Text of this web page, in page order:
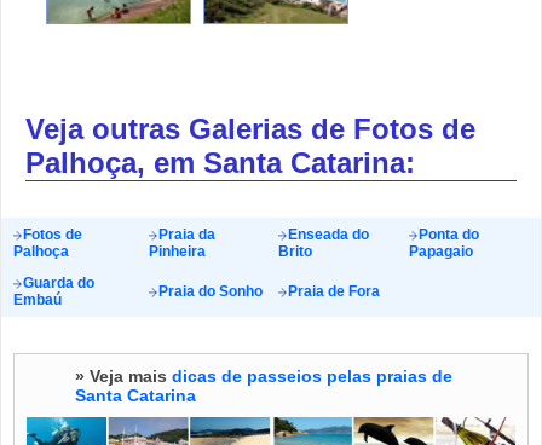
Veja outras Galerias de Fotos de
Palhoça, em Santa Catarina:
Fotos de
Palhoça
Praia da
Pinheira
Enseada do
Brito
Ponta do
Papagaio
Guarda do
Embaú
Praia do Sonho Praia de Fora
» Veja mais dicas de passeios pelas praias de
Santa Catarina